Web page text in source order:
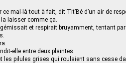
mal-là tout à fait, dit Tit’Bé d’un air de
laisser comme ça.
gémissait et respirait bruyamment, tentant
elle entre deux plaintes.
les pilules grises qui roulaient sans cesse